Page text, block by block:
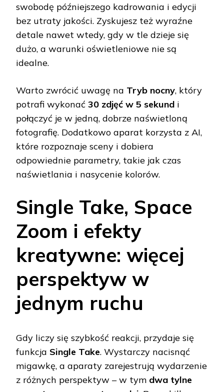
swobodę późniejszego kadrowania i edycji
bez utraty jakości. Zyskujesz też wyraźne
detale nawet wtedy, gdy w tle dzieje się
dużo, a warunki oświetleniowe nie są
idealne.
Warto zwrócić uwagę na Tryb nocny, który
potrafi wykonać 30 zdjęć w 5 sekund i
połączyć je w jedną, dobrze naświetloną
fotografię. Dodatkowo aparat korzysta z AI,
które rozpoznaje sceny i dobiera
odpowiednie parametry, takie jak czas
naświetlania i nasycenie kolorów.
Single Take, Space
Zoom i efekty
kreatywne: więcej
perspektyw w
jednym ruchu
Gdy liczy się szybkość reakcji, przydaje się
funkcja Single Take. Wystarczy nacisnąć
migawkę, a aparaty zarejestrują wydarzenie
z różnych perspektyw – w tym dwa tylne